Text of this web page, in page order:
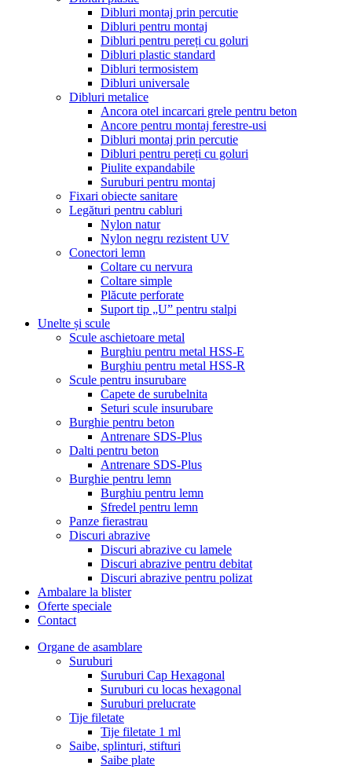
Dibluri montaj prin percutie
Dibluri pentru montaj
Dibluri pentru pereți cu goluri
Dibluri plastic standard
Dibluri termosistem
Dibluri universale
Dibluri metalice
Ancora otel incarcari grele pentru beton
Ancore pentru montaj ferestre-usi
Dibluri montaj prin percutie
Dibluri pentru pereți cu goluri
Piulite expandabile
Suruburi pentru montaj
Fixari obiecte sanitare
Legături pentru cabluri
Nylon natur
Nylon negru rezistent UV
Conectori lemn
Coltare cu nervura
Coltare simple
Plăcute perforate
Suport tip „U” pentru stalpi
Unelte și scule
Scule aschietoare metal
Burghiu pentru metal HSS-E
Burghiu pentru metal HSS-R
Scule pentru insurubare
Capete de surubelnita
Seturi scule insurubare
Burghie pentru beton
Antrenare SDS-Plus
Dalti pentru beton
Antrenare SDS-Plus
Burghie pentru lemn
Burghiu pentru lemn
Sfredel pentru lemn
Panze fierastrau
Discuri abrazive
Discuri abrazive cu lamele
Discuri abrazive pentru debitat
Discuri abrazive pentru polizat
Ambalare la blister
Oferte speciale
Contact
Organe de asamblare
Suruburi
Suruburi Cap Hexagonal
Suruburi cu locas hexagonal
Suruburi prelucrate
Tije filetate
Tije filetate 1 ml
Saibe, splinturi, stifturi
Saibe plate